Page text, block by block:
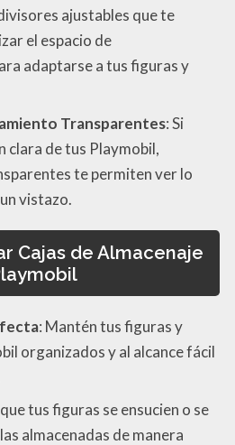
ajustables que te
el espacio de
adaptarse a tus figuras y
Transparentes: Si
clara de tus Playmobil,
te permiten ver lo
vistazo.
Cajas de Almacenaje
: Mantén tus figuras y
organizados y al alcance fácil
tus figuras se ensucien o se
almacenadas de manera